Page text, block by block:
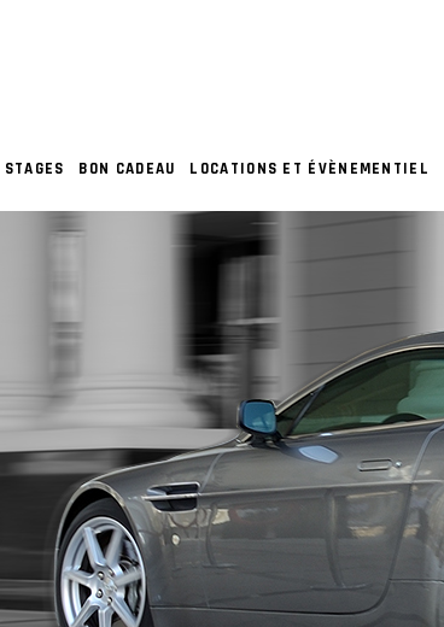
BON CADEAU LOCATIONS ET ÉVÈNEMENTIEL